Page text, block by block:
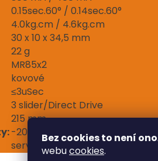
Bez cookies to není ono
webucookies.
0.15sec.60° / 0.14sec.60°
4.0kg.cm / 4.6kg.cm
30 x 10 x 34,5 mm
22 g
MR85x2
kovové
≤3uSec
3 slider/Direct Drive
215 mm
-20 ° C + 60 ° C
servopáky